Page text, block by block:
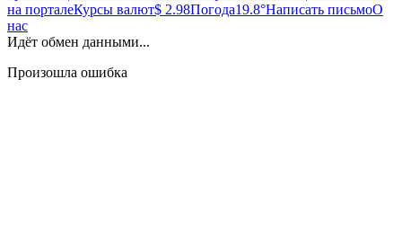
на порталеКурсы валют$ 2.98Погода19.8°Написать письмоО
нас
Идёт обмен данными...
Произошла ошибка